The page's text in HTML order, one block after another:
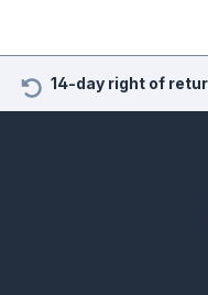
14-day right of